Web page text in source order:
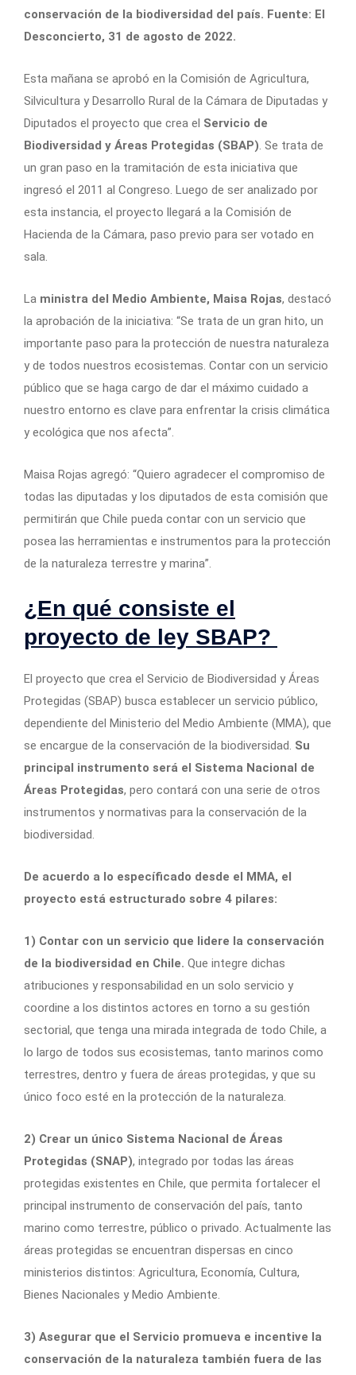
conservación de la biodiversidad del país. Fuente: El
Desconcierto, 31 de agosto de 2022.
Esta mañana se aprobó en la Comisión de Agricultura,
Silvicultura y Desarrollo Rural de la Cámara de Diputadas y
Diputados el proyecto que crea el Servicio de
Biodiversidad y Áreas Protegidas (SBAP). Se trata de
un gran paso en la tramitación de esta iniciativa que
ingresó el 2011 al Congreso. Luego de ser analizado por
esta instancia, el proyecto llegará a la Comisión de
Hacienda de la Cámara, paso previo para ser votado en
sala.
La ministra del Medio Ambiente, Maisa Rojas, destacó
la aprobación de la iniciativa: “Se trata de un gran hito, un
importante paso para la protección de nuestra naturaleza
y de todos nuestros ecosistemas. Contar con un servicio
público que se haga cargo de dar el máximo cuidado a
nuestro entorno es clave para enfrentar la crisis climática
y ecológica que nos afecta”.
Maisa Rojas agregó: “Quiero agradecer el compromiso de
todas las diputadas y los diputados de esta comisión que
permitirán que Chile pueda contar con un servicio que
posea las herramientas e instrumentos para la protección
de la naturaleza terrestre y marina”.
¿En qué consiste el
proyecto de ley SBAP?
El proyecto que crea el Servicio de Biodiversidad y Áreas
Protegidas (SBAP) busca establecer un servicio público,
dependiente del Ministerio del Medio Ambiente (MMA), que
se encargue de la conservación de la biodiversidad. Su
principal instrumento será el Sistema Nacional de
Áreas Protegidas, pero contará con una serie de otros
instrumentos y normativas para la conservación de la
biodiversidad.
De acuerdo a lo específicado desde el MMA, el
proyecto está estructurado sobre 4 pilares:
1) Contar con un servicio que lidere la conservación
de la biodiversidad en Chile. Que integre dichas
atribuciones y responsabilidad en un solo servicio y
coordine a los distintos actores en torno a su gestión
sectorial, que tenga una mirada integrada de todo Chile, a
lo largo de todos sus ecosistemas, tanto marinos como
terrestres, dentro y fuera de áreas protegidas, y que su
único foco esté en la protección de la naturaleza.
2) Crear un único Sistema Nacional de Áreas
Protegidas (SNAP), integrado por todas las áreas
protegidas existentes en Chile, que permita fortalecer el
principal instrumento de conservación del país, tanto
marino como terrestre, público o privado. Actualmente las
áreas protegidas se encuentran dispersas en cinco
ministerios distintos: Agricultura, Economía, Cultura,
Bienes Nacionales y Medio Ambiente.
3) Asegurar que el Servicio promueva e incentive la
conservación de la naturaleza también fuera de las